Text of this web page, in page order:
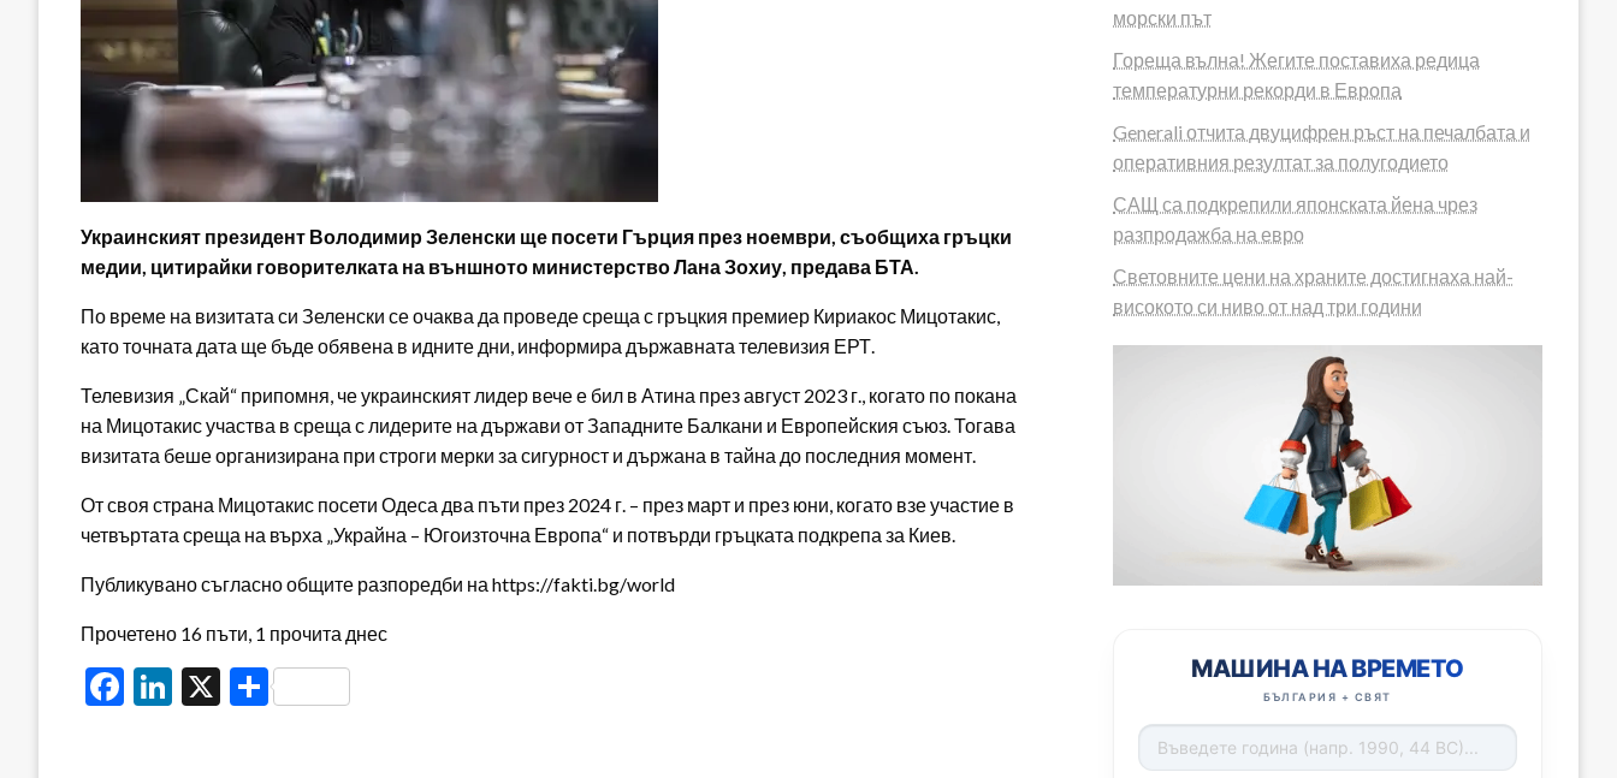
Украинският президент Володимир Зеленски ще посети Гърция през ноември, съобщиха гръцки
медии, цитирайки говорителката на външното министерство Лана Зохиу, предава БТА.
По време на визитата си Зеленски се очаква да проведе среща с гръцкия премиер Кириакос Мицотакис,
като точната дата ще бъде обявена в идните дни, информира държавната телевизия ЕРТ.
Телевизия „Скай“ припомня, че украинският лидер вече е бил в Атина през август 2023 г., когато по покана
на Мицотакис участва в среща с лидерите на държави от Западните Балкани и Европейския съюз. Тогава
визитата беше организирана при строги мерки за сигурност и държана в тайна до последния момент.
От своя страна Мицотакис посети Одеса два пъти през 2024 г. – през март и през юни, когато взе участие в
четвъртата среща на върха „Украйна – Югоизточна Европа“ и потвърди гръцката подкрепа за Киев.
Публикувано съгласно общите разпоредби на https://fakti.bg/world
Прочетено 16 пъти, 1 прочита днес
Facebook
LinkedIn
X Share
морски път
Гореща вълна! Жегите поставиха редица
температурни рекорди в Европа
Generali отчита двуцифрен ръст на печалбата и
оперативния резултат за полугодието
САЩ са подкрепили японската йена чрез
разпродажба на евро
Световните цени на храните достигнаха най-
високото си ниво от над три години
МАШИНА НА ВРЕМЕТО
БЪЛГАРИЯ + СВЯТ